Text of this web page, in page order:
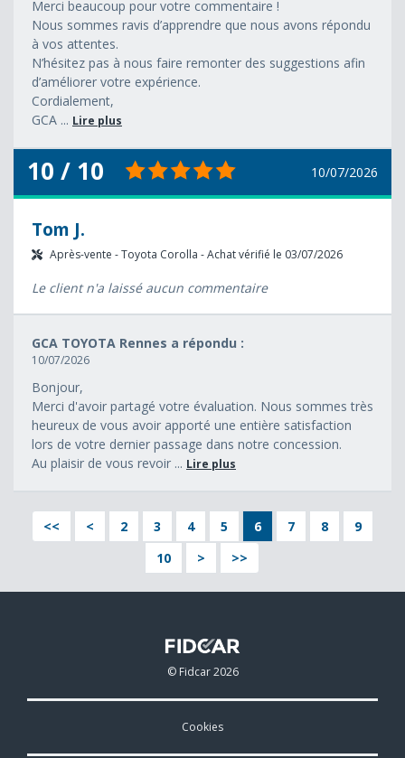
Merci beaucoup pour votre commentaire !
Nous sommes ravis d’apprendre que nous avons répondu
à vos attentes.
N’hésitez pas à nous faire remonter des suggestions afin
d’améliorer votre expérience.
Cordialement,
GCA ... Lire plus
10 / 10 10/07/2026
Tom J.
Après-vente - Toyota Corolla - Achat vérifié le 03/07/2026
Le client n'a laissé aucun commentaire
GCA TOYOTA Rennes a répondu :
10/07/2026
Bonjour,
Merci d'avoir partagé votre évaluation. Nous sommes très
heureux de vous avoir apporté une entière satisfaction
lors de votre dernier passage dans notre concession.
Au plaisir de vous revoir ... Lire plus
<< < 2 3 4 5 6 7 8
9
10
> >>
© Fidcar 2026
Cookies